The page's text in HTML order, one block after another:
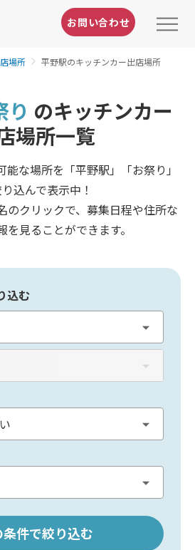
お問い合わせ
場所 平野駅のキッチンカー出店場所
り のキッチンカー
場所一覧
な場所を「平野駅」「お祭り」
込んで表示中！
のクリックで、募集日程や住所な
を見ることができます。
込む
条件で絞り込む